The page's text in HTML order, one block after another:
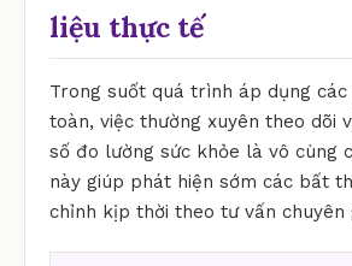
liệu thực tế
Trong suốt quá trình áp dụng các
toàn, việc thường xuyên theo dõi
số đo lường sức khỏe là vô cùng
này giúp phát hiện sớm các bất
chỉnh kịp thời theo tư vấn chuyên